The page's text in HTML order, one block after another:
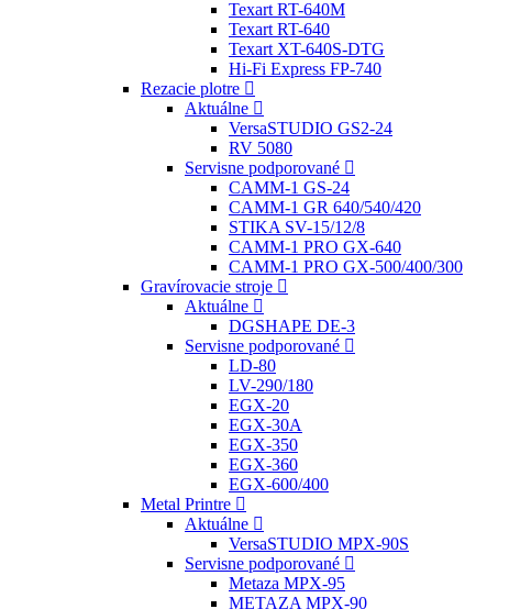
Texart RT-640M
Texart RT-640
Texart XT-640S-DTG
Hi-Fi Express FP-740
Rezacie plotre
Aktuálne
VersaSTUDIO GS2-24
RV 5080
Servisne podporované
CAMM-1 GS-24
CAMM-1 GR 640/540/420
STIKA SV-15/12/8
CAMM-1 PRO GX-640
CAMM-1 PRO GX-500/400/300
Gravírovacie stroje
Aktuálne
DGSHAPE DE-3
Servisne podporované
LD-80
LV-290/180
EGX-20
EGX-30A
EGX-350
EGX-360
EGX-600/400
Metal Printre
Aktuálne
VersaSTUDIO MPX-90S
Servisne podporované
Metaza MPX-95
METAZA MPX-90